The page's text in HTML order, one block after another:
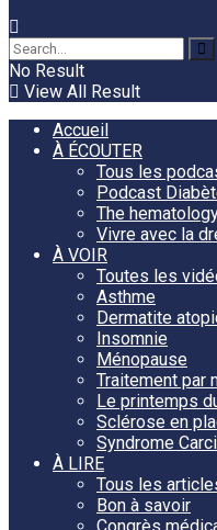
No Result
View All Result
Accueil
À ÉCOUTER
Tous les
Podcast
The
Vivre avec la
À VOIR
Toutes les
Asthme
Dermatite
Insomnie
Ménopause
Traitement par
Le printemps
Sclérose en
Syndrome
À LIRE
Tous les
Bon à savoir